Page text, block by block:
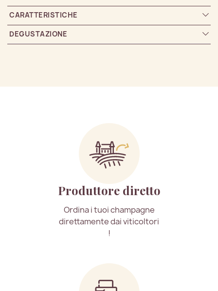
CARATTERISTICHE
DEGUSTAZIONE
Produttore diretto
Ordina i tuoi champagne
direttamente dai viticoltori
!